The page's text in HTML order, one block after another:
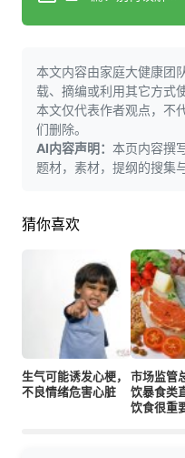
本文内容由家庭大健康团
载、摘编或利用其它方式
本文仅代表作者观点，不
们删除。
AI内容声明： 本页内容撰
题材，素材，提纲的搜集
猜你喜欢
生气可能诱发心梗，
不良情绪危害心脏
市场监管
饮暴食类
饮食很重